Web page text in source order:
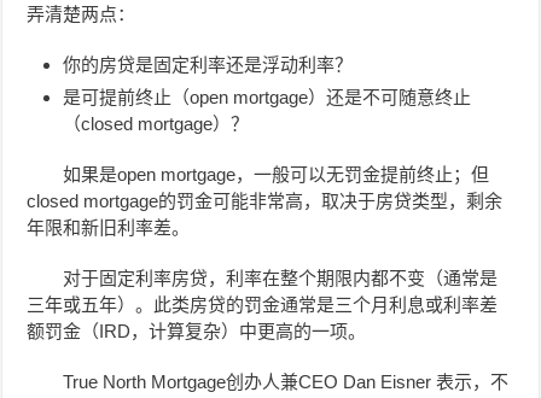
弄清楚两点：
你的房贷是固定利率还是浮动利率？
是可提前终止（open mortgage）还是不可随意终止
（closed mortgage）？
如果是open mortgage，一般可以无罚金提前终止；但
closed mortgage的罚金可能非常高，取决于房贷类型，剩余
年限和新旧利率差。
对于固定利率房贷，利率在整个期限内都不变（通常是
三年或五年）。此类房贷的罚金通常是三个月利息或利率差
额罚金（IRD，计算复杂）中更高的一项。
True North Mortgage创办人兼CEO Dan Eisner 表示，不